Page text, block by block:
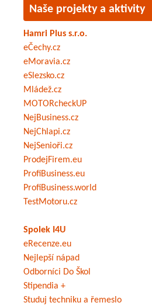
Naše projekty a aktivity
Hamri Plus s.r.o.
eČechy.cz
eMoravia.cz
eSlezsko.cz
Mládež.cz
MOTORcheckUP
NejBusiness.cz
NejChlapi.cz
NejSenioři.cz
ProdejFirem.eu
ProfiBusiness.eu
ProfiBusiness.world
TestMotoru.cz
Spolek I4U
eRecenze.eu
Nejlepší nápad
Odborníci Do Škol
Stipendia +
Studuj techniku a řemeslo